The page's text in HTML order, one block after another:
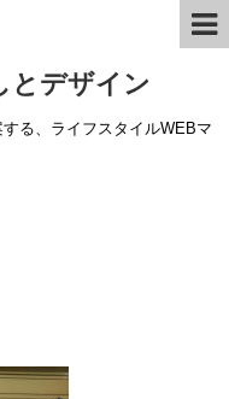
とデザイン
る、ライフスタイルWEBマ